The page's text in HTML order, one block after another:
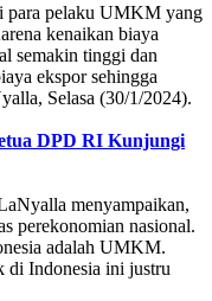
para pelaku UMKM yang
kenaikan biaya
semakin tinggi dan
ekspor sehingga
Selasa (30/1/2024).
DPD RI Kunjungi
menyampaikan,
perekonomian nasional.
adalah UMKM.
di Indonesia ini justru